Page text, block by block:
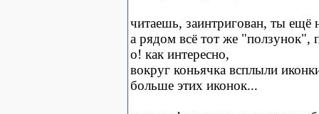
читаешь, заинтригован, ты ещё
а рядом всё тот же "ползунок",
о! как интересно,
вокруг коньячка всплыли
больше этих иконок...